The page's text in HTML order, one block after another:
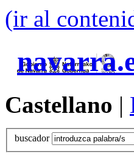
(ir al
Castellano |
buscador